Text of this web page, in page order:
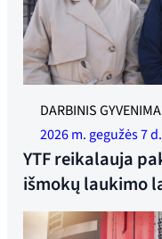
YTF yra pasirengę
Buvusi generalinė
vadovė Trude Sande
Nuotrauka: Synne
DARBINIS
2026 m. gegužės 7 d.
YTF reikalauja
išmokų laukimo